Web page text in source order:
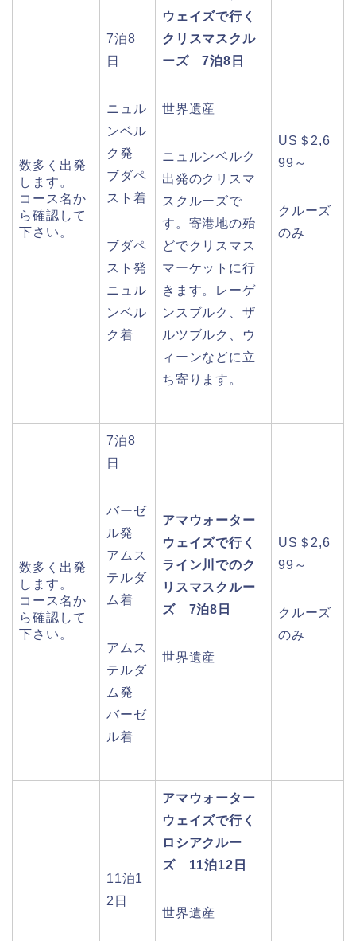
数多く出発
します。
コース名か
ら確認して
下さい。
7泊8
日
ニュル
ンベル
ク発
ブダペ
スト着
ブダペ
スト発
ニュル
ンベル
ク着
ウェイズで行く
クリスマスクル
ーズ 7泊8日
世界遺産
ニュルンベルク
出発のクリスマ
スクルーズで
す。寄港地の殆
どでクリスマス
マーケットに行
きます。レーゲ
ンスブルク、ザ
ルツブルク、ウ
ィーンなどに立
ち寄ります。
US＄2,6
99～
クルーズ
のみ
数多く出発
します。
コース名か
ら確認して
下さい。
7泊8
日
バーゼ
ル発
アムス
テルダ
ム着
アムス
テルダ
ム発
バーゼ
ル着
アマウォーター
ウェイズで行く
ライン川でのク
リスマスクルー
ズ 7泊8日
世界遺産
US＄2,6
99～
クルーズ
のみ
11泊1
2日
アマウォーター
ウェイズで行く
ロシアクルー
ズ 11泊12日
世界遺産